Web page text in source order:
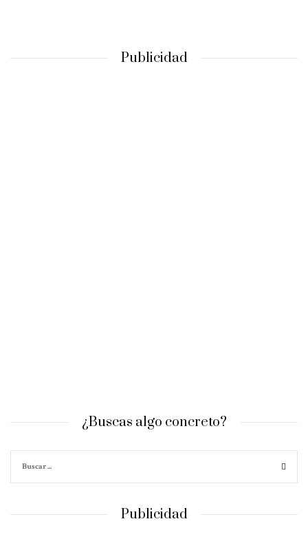
Publicidad
¿Buscas algo concreto?
Publicidad